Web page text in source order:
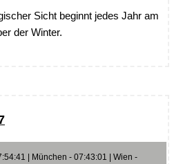
Sicht beginnt jedes Jahr am
der Winter.
| München - 07:43:01 | Wien -